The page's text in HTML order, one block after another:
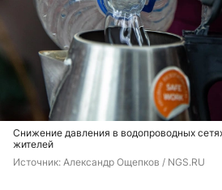
Снижение давления в водопроводных
жителей
Источник: Александр Ощепков / NGS.RU